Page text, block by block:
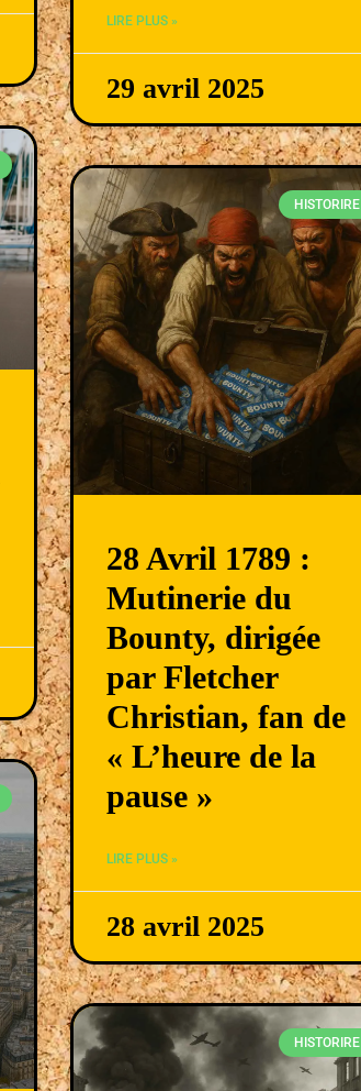
LIRE PLUS »
29 avril 2025
HISTORIRE
28 Avril 1789 :
Mutinerie du
Bounty, dirigée
par Fletcher
Christian, fan de
« L’heure de la
pause »
LIRE PLUS »
28 avril 2025
HISTORIRE